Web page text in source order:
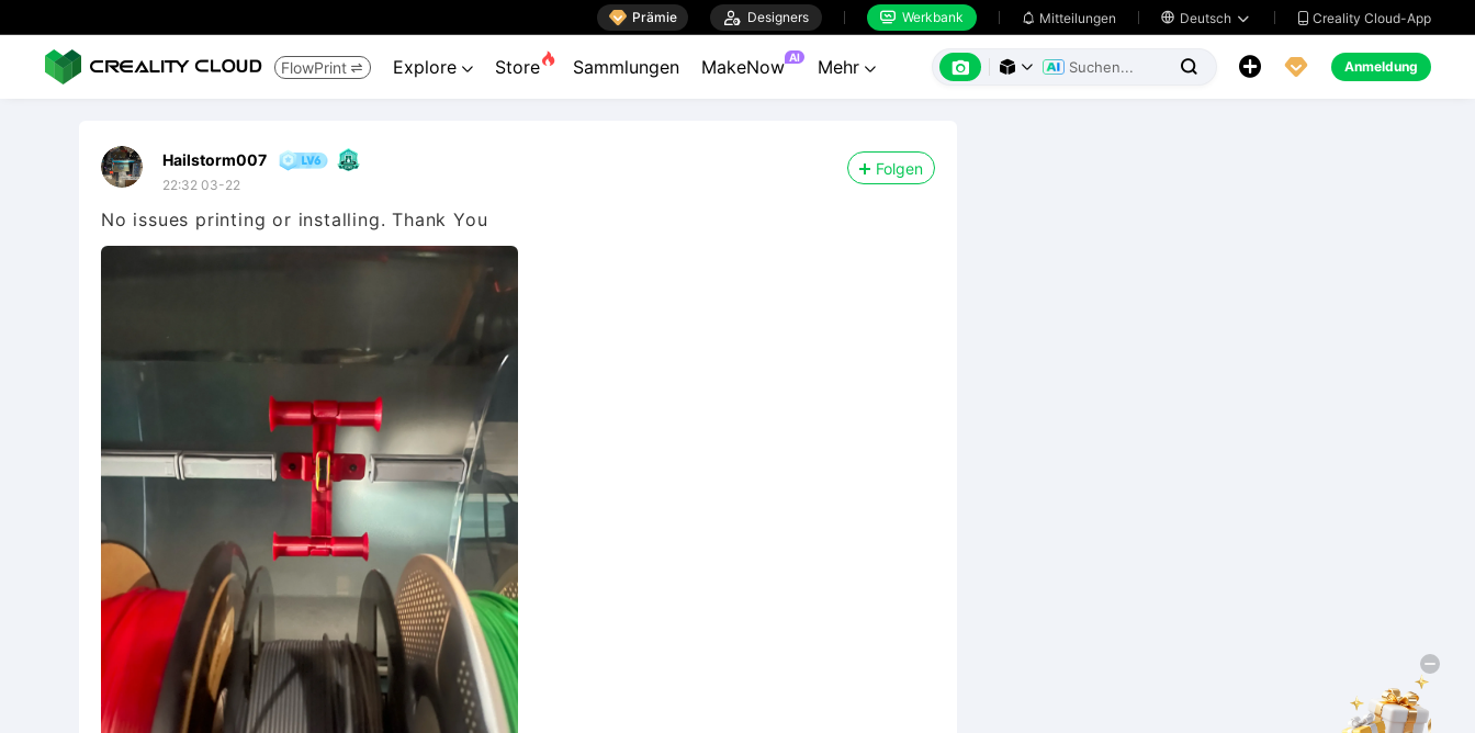
 Prämie  Designers  Werkbank  Mitteilungen  Deutsch   Creality Cloud-App
FlowPrint  Explore  Store Sammlungen MakeNow AI Mehr        Anmeldung
Hailstorm007
22:32 03-22
Folgen
No issues printing or installing. Thank You